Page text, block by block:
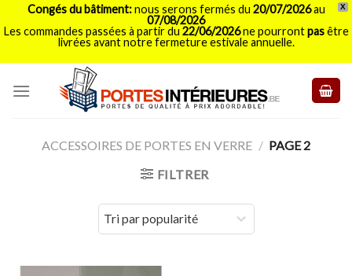
X
Congés du bâtiment:nous serons fermés du 20/07/2026au
07/08/2026
Les commandes passées à partir du 22/06/2026ne pourrontpasêtre
livrées avant notre fermeture estivale annuelle.
ACCESSOIRES DE PORTES EN VERRE / PAGE 2
FILTRER